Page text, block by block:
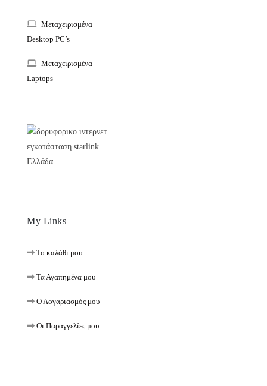
Μεταχειρισμένα
Desktop PC’s
Μεταχειρισμένα
Laptops
My Links
Το καλάθι μου
Τα Αγαπημένα μου
Ο Λογαριασμός μου
Οι Παραγγελίες μου